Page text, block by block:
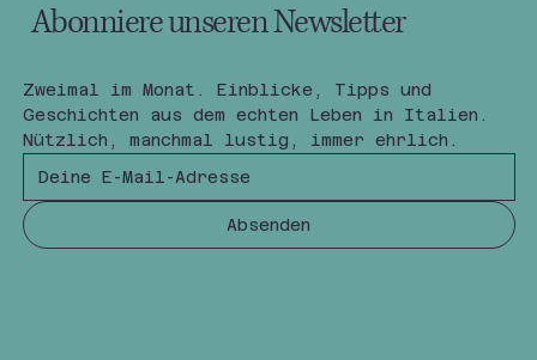
Abonniere unseren Newsletter
Zweimal im Monat. Einblicke, Tipps und
Geschichten aus dem echten Leben in Italien.
Nützlich, manchmal lustig, immer ehrlich.
Absenden